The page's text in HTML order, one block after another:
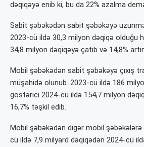
dəqiqəyə enib ki, bu da 22% azalma
Sabit şəbəkədən sabit şəbəkəyə
2023-cü ildə 30,3 milyon dəqiqə olduğu
34,8 milyon dəqiqəyə çatıb və 14,8%
Mobil şəbəkədən sabit şəbəkəyə çıxış
müşahidə olunub. 2023-cü ildə 186
göstərici 2024-cü ildə 154,7 milyon
16,7% təşkil edib.
Mobil şəbəkədən digər mobil şəbəkələrə
cü ildə 7,9 milyard dəqiqədən 2024-cü